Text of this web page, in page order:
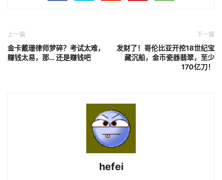
上一篇
金卡戴珊律师梦碎？考试太难，
赚钱太易，那… 还是赚钱吧
下一篇
发财了！哥伦比亚开挖18世纪宝
藏沉船，金币瓷器翡翠，至少
170亿刀！
hefei